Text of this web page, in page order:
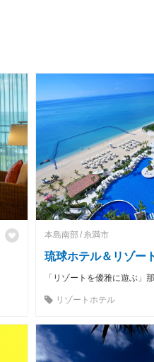
本島南部 糸満市
琉球ホテル＆リゾー
リゾートホテル